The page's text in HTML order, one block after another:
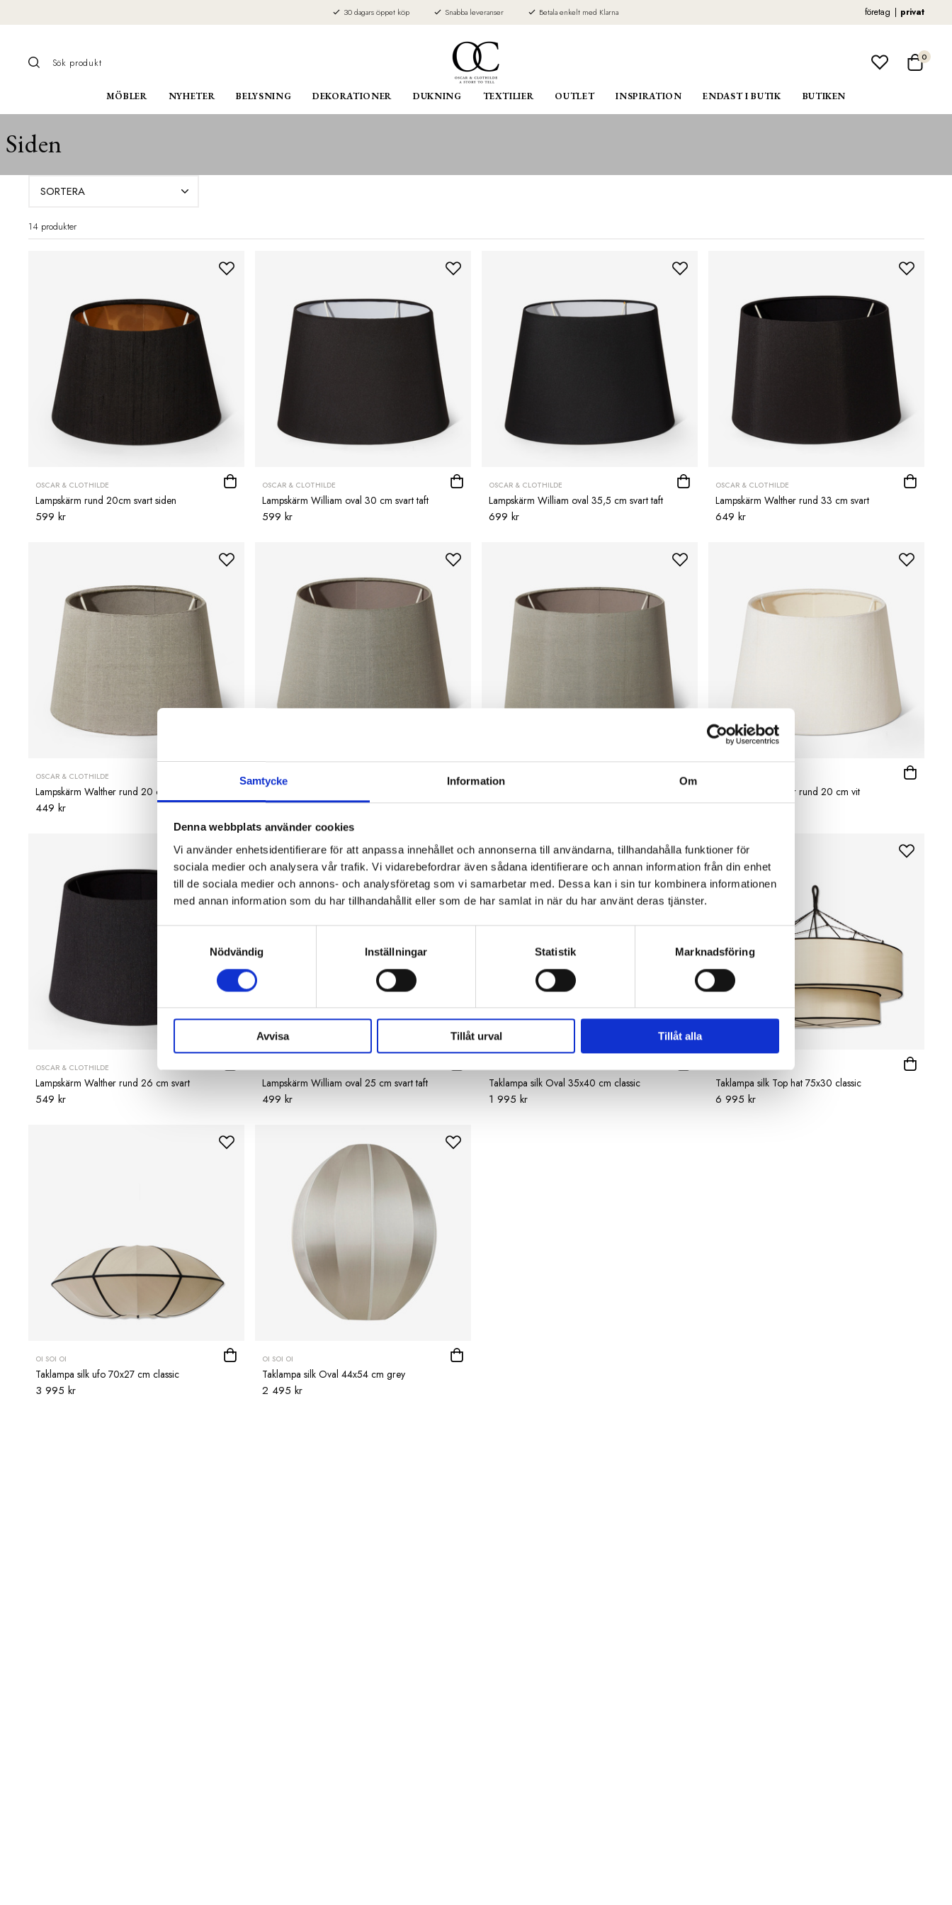
Samtycke Information Om
Denna webbplats använder cookies
Vi använder enhetsidentifierare för att anpassa innehållet och annonserna till användarna, tillhandahålla funktioner för
sociala medier och analysera vår trafik. Vi vidarebefordrar även sådana identifierare och annan information från din enhet
till de sociala medier och annons- och analysföretag som vi samarbetar med. Dessa kan i sin tur kombinera informationen
med annan information som du har tillhandahållit eller som de har samlat in när du har använt deras tjänster.
Nödvändig
Inställningar Statistik Marknadsföring
Avvisa Tillåt urval Tillåt alla
företag privat
30 dagars öppet köp Snabba leveranser Betala enkelt med Klarna
0
MÖBLER NYHETER BELYSNING DEKORATIONER DUKNING TEXTILIER OUTLET INSPIRATION ENDAST I BUTIK BUTIKEN
Siden
SORTERA
14 produkter
OSCAR & CLOTHILDE
Lampskärm rund 20cm svart siden
599 kr
OSCAR & CLOTHILDE
Lampskärm William oval 30 cm svart taft
599 kr
OSCAR & CLOTHILDE
Lampskärm William oval 35,5 cm svart taft
699 kr
OSCAR & CLOTHILDE
Lampskärm Walther rund 33 cm svart
649 kr
OSCAR & CLOTHILDE
Lampskärm Walther rund 20 cm grå
449 kr
OSCAR & CLOTHILDE
Lampskärm Walther rund 26 cm grå
549 kr
OSCAR & CLOTHILDE
649 kr
Lampskärm Walther rund 20 cm vit
449 kr
OSCAR & CLOTHILDE
Lampskärm Walther rund 26 cm svart
549 kr
OSCAR & CLOTHILDE
Lampskärm William oval 25 cm svart taft
499 kr
OI SOI OI
Taklampa silk Oval 35x40 cm classic
1 995 kr
OI SOI OI
Taklampa silk Top hat 75x30 classic
6 995 kr
OI SOI OI
Taklampa silk ufo 70x27 cm classic
3 995 kr
OI SOI OI
Taklampa silk Oval 44x54 cm grey
2 495 kr